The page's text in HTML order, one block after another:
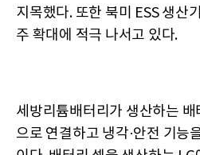
지목했다. 또한 북미 ESS 생산
주 확대에 적극 나서고 있다.
세방리튬배터리가 생산하는
으로 연결하고 냉각·안전 기능